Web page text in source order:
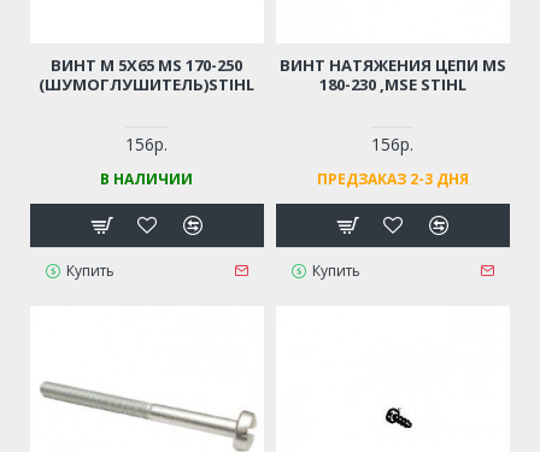
ВИНТ М 5Х65 MS 170-250
(ШУМОГЛУШИТЕЛЬ)STIHL
156р.
В НАЛИЧИИ
Купить
ВИНТ НАТЯЖЕНИЯ ЦЕПИ MS
180-230 ,MSE STIHL
156р.
ПРЕДЗАКАЗ 2-3 ДНЯ
Купить